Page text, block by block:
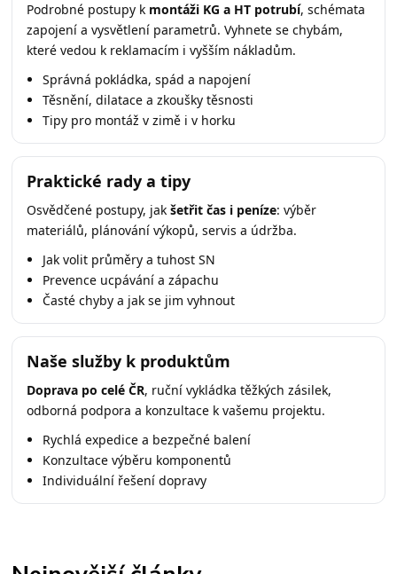
Podrobné postupy k montáži KG a HT potrubí, schémata
zapojení a vysvětlení parametrů. Vyhnete se chybám,
které vedou k reklamacím i vyšším nákladům.
Správná pokládka, spád a napojení
Těsnění, dilatace a zkoušky těsnosti
Tipy pro montáž v zimě i v horku
Praktické rady a tipy
Osvědčené postupy, jakšetřit čas i peníze: výběr
materiálů, plánování výkopů, servis a údržba.
Jak volit průměry a tuhost SN
Prevence ucpávání a zápachu
Časté chyby a jak se jim vyhnout
Naše služby k produktům
Doprava po celé ČR, ruční vykládka těžkých zásilek,
odborná podpora a konzultace k vašemu projektu.
Rychlá expedice a bezpečné balení
Konzultace výběru komponentů
Individuální řešení dopravy